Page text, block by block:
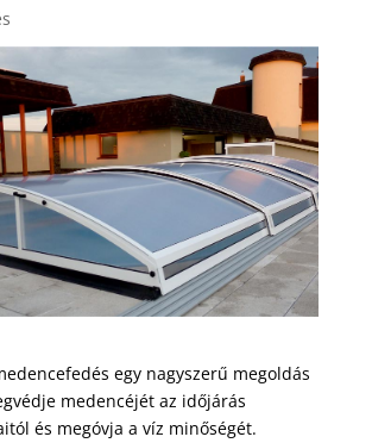
egy nagyszerű megoldás
medencéjét az időjárás
és megóvja a víz minőségét.